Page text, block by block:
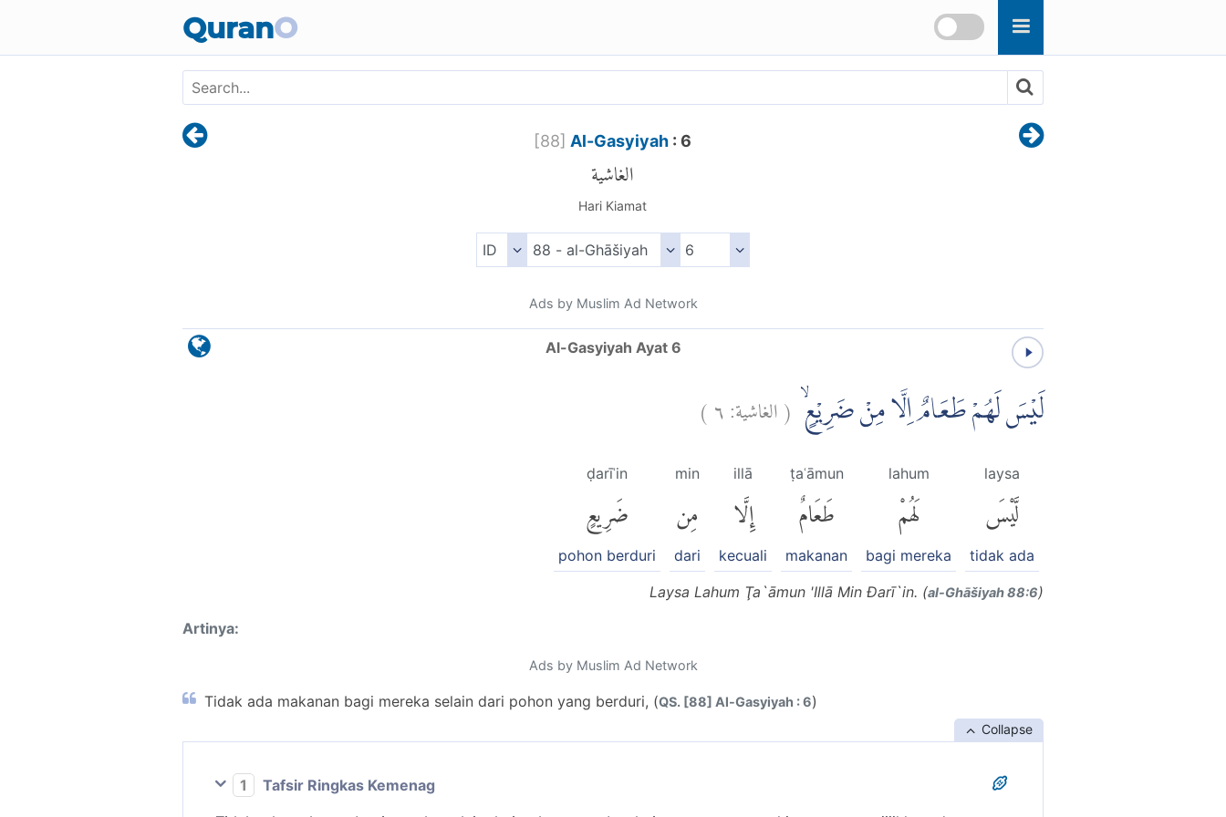
QuranO
[88] Al-Gasyiyah : 6
الغاشية
Hari Kiamat
Ads by Muslim Ad Network
Al-Gasyiyah Ayat 6
لَيْسَ لَهُمْ طَعَامٌ اِلَّا مِنْ ضَرِيْعٍۙ (الغاشية:٦)
laysa
لَّيْسَ
tidak ada
lahum
لَهُمْ
bagi mereka
ṭaʿāmun
طَعَامٌ
makanan
illā
إِلَّا
kecuali
min
مِن
dari
ḍarīʿin
ضَرِيعٍ
pohon berduri
Laysa Lahum Ţa`āmun 'Illā Min Đarī`in. (al-Ghāšiyah 88:6)
Artinya:
Ads by Muslim Ad Network
Tidak ada makanan bagi mereka selain dari pohon yang berduri, (QS. [88] Al-Gasyiyah : 6)
Collapse
1
Tafsir Ringkas Kemenag